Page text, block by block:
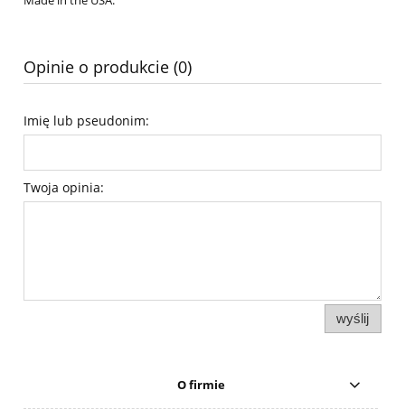
Opinie o produkcie (0)
Imię lub pseudonim:
Twoja opinia:
wyślij
O firmie